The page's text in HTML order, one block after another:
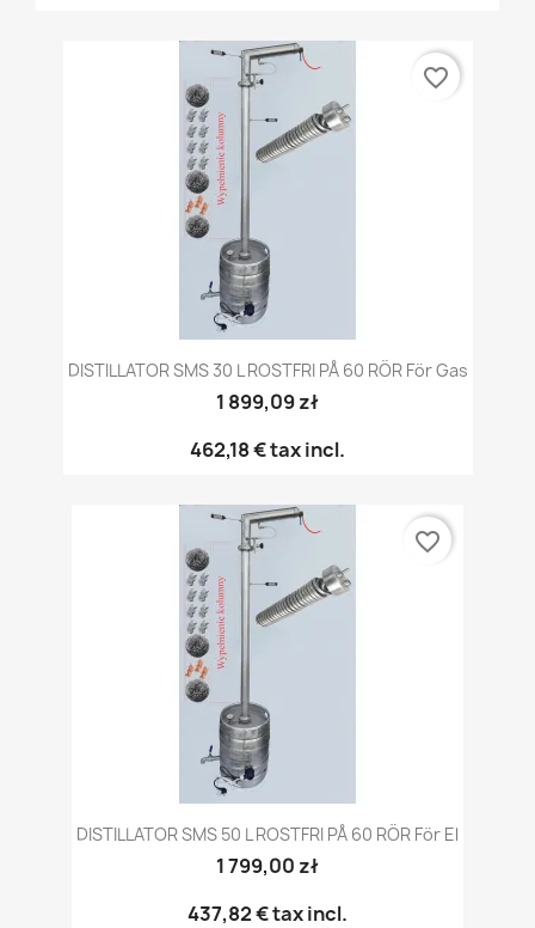
DISTILLATOR SMS 30 L ROSTFRI PÅ 60 RÖR För Gas
1 899,09 zł
462,18 €tax incl.
favorite_border
DISTILLATOR SMS 50 L ROSTFRI PÅ 60 RÖR För El
1 799,00 zł
437,82 €tax incl.
favorite_border